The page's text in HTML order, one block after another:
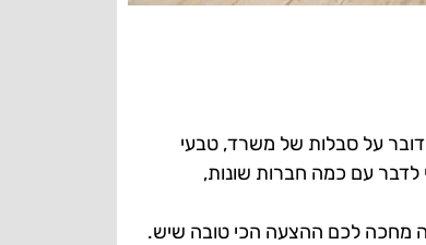
על סבלות של משרד, טבעי
עם כמה חברות שונות,
מחכה לכם ההצעה הכי טובה שיש.